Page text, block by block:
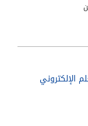
الإلكتروني